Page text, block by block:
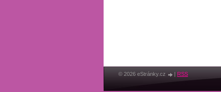
© 2026 eStránky.cz RSS